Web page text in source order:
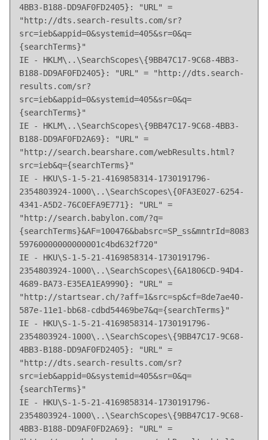
4BB3-B188-DD9AF0FD2405}: "URL" =
"http://dts.search-results.com/sr?
src=ieb&appid=0&systemid=405&sr=0&q=
{searchTerms}"
IE - HKLM\..\SearchScopes\{9BB47C17-9C68-4BB3-
B188-DD9AF0FD2405}: "URL" = "http://dts.search-
results.com/sr?
src=ieb&appid=0&systemid=405&sr=0&q=
{searchTerms}"
IE - HKLM\..\SearchScopes\{9BB47C17-9C68-4BB3-
B188-DD9AF0FD2A69}: "URL" =
"http://search.bearshare.com/webResults.html?
src=ieb&q={searchTerms}"
IE - HKU\S-1-5-21-4169858314-1730191796-
2354803924-1000\..\SearchScopes\{0FA3E027-6254-
4341-A5D2-76C0EFA9E771}: "URL" =
"http://search.babylon.com/?q=
{searchTerms}&AF=100476&babsrc=SP_ss&mntrId=8083
59760000000000001c4bd632f720"
IE - HKU\S-1-5-21-4169858314-1730191796-
2354803924-1000\..\SearchScopes\{6A1806CD-94D4-
4689-BA73-E35EA1EA9990}: "URL" =
"http://startsear.ch/?aff=1&src=sp&cf=8de7ae40-
587e-11e1-bb68-cdbd54469be7&q={searchTerms}"
IE - HKU\S-1-5-21-4169858314-1730191796-
2354803924-1000\..\SearchScopes\{9BB47C17-9C68-
4BB3-B188-DD9AF0FD2405}: "URL" =
"http://dts.search-results.com/sr?
src=ieb&appid=0&systemid=405&sr=0&q=
{searchTerms}"
IE - HKU\S-1-5-21-4169858314-1730191796-
2354803924-1000\..\SearchScopes\{9BB47C17-9C68-
4BB3-B188-DD9AF0FD2A69}: "URL" =